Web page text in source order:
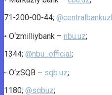
71-200-00-44;
◦ O‘zmilliybank – nbu.uz;
1344; @nbu_official;
◦ O‘zSQB – sqb.uz;
1180; @sqbuz;